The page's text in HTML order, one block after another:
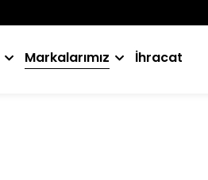
Markalarımız İhracat